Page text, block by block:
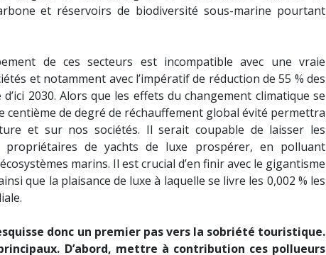
française, n’a payé que 1,4 % d’impôts en déclarant
Suisse.
les lobbies. D’une part, les compagnies font jouer la
pour inciter ces derniers à abaisser leurs frais,
le bas. D’autre part, un tiers des passagers ne descend
à consommer uniquement à bord du navire. La
tend même à dissuader certains touristes terrestres de
de croisières, s’ajoute le tourisme de luxe des
sens sur le chemin vers la sobriété énergétique.
les ultra-riches, au mépris de l’urgence climatique.
au monde pour les yachts. La moitié de la flotte